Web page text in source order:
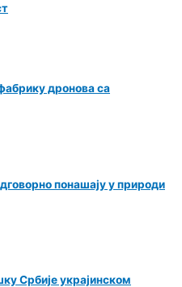
дронова са
понашају у природи
Србије украјинском